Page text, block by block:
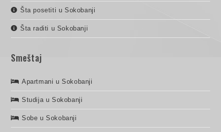
Šta posetiti u Sokobanji
Šta raditi u Sokobanji
Smeštaj
Apartmani u Sokobanji
Studija u Sokobanji
Sobe u Sokobanji